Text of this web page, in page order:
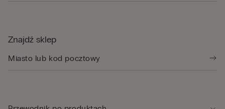
Znajdź sklep